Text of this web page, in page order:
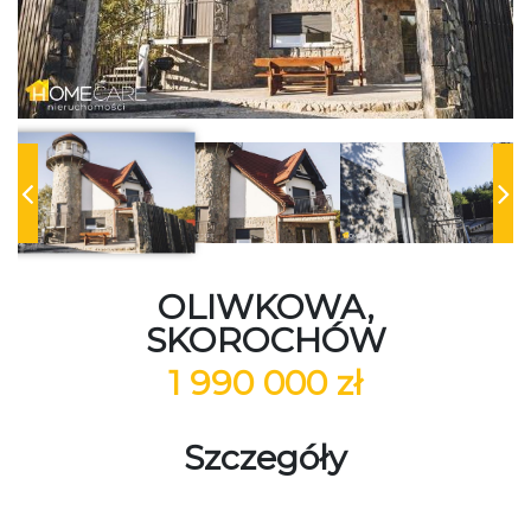
OLIWKOWA,
SKOROCHÓW
1 990 000 zł
Szczegóły